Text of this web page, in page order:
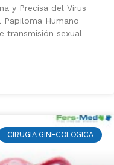
y Precisa del Virus
Papiloma Humano
transmisión sexual
CIRUGIA GINECOLOGICA